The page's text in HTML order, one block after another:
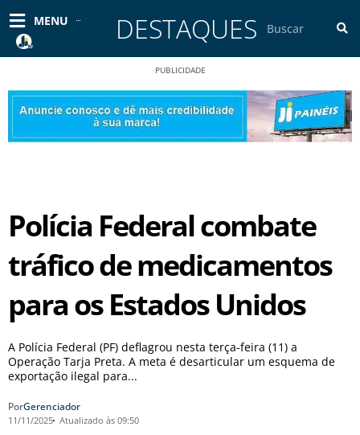
para
conteúdo
MENU DESTAQUES
PUBLICIDADE
Polícia Federal combate
tráfico de medicamentos
para os Estados Unidos
A Polícia Federal (PF) deflagrou nesta terça-feira (11) a
Operação Tarja Preta. A meta é desarticular um esquema de
exportação ilegal para...
PorGerenciador
11/11/2025 Atualizado às 09:50